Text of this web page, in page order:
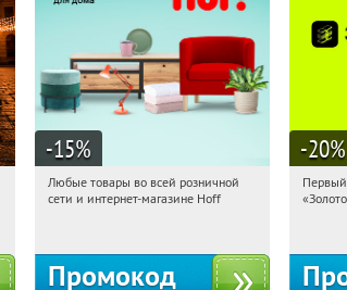
-15%
00:20:25 Получили:
Любые товары во всей розничной
сети и интернет-магазине Hoff
Промокод
-20%
Первый